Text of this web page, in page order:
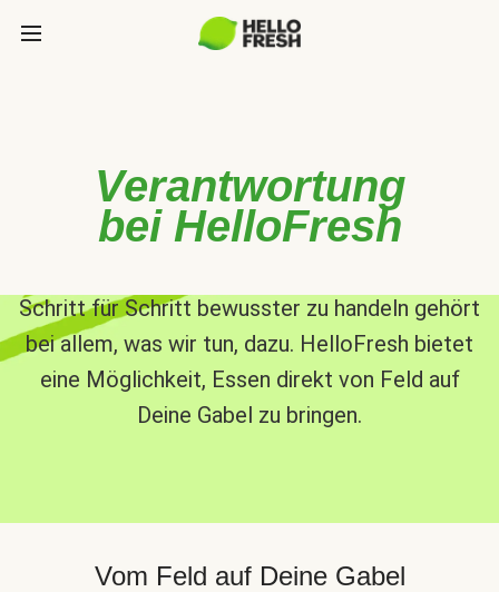
Verantwortung
bei HelloFresh
Schritt für Schritt bewusster zu handeln gehört
bei allem, was wir tun, dazu. HelloFresh bietet
eine Möglichkeit, Essen direkt von Feld auf
Deine Gabel zu bringen.
Vom Feld auf Deine Gabel